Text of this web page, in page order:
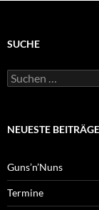
SUCHE
Suchen
nach:
NEUESTE BEITRÄGE
Guns’n’Nuns
Termine